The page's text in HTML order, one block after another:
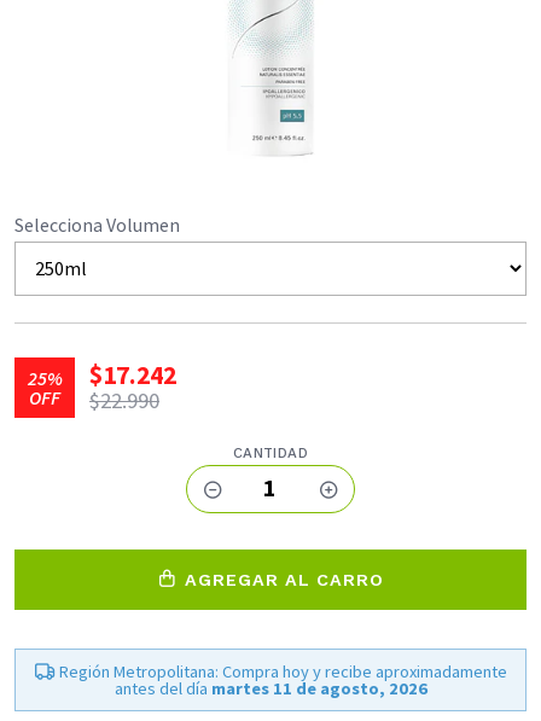
Selecciona Volumen
25%
OFF
$17.242
$22.990
CANTIDAD
1
AGREGAR AL CARRO
Región Metropolitana: Compra hoy y recibe aproximadamente
antes del día martes 11 de agosto, 2026